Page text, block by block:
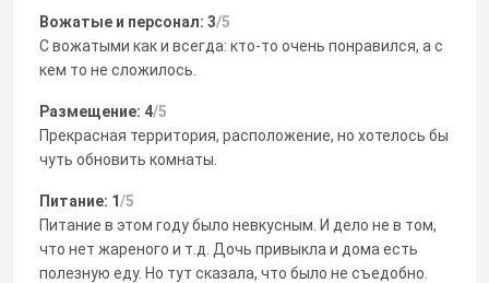
Вожатые и персонал: 3/5
С вожатыми как и всегда: кто-то очень понравился, а с
кем то не сложилось.
Размещение: 4/5
Прекрасная территория, расположение, но хотелось бы
чуть обновить комнаты.
Питание: 1/5
Питание в этом году было невкусным. И дело не в том,
что нет жареного и т.д. Дочь привыкла и дома есть
полезную еду. Но тут сказала, что было не съедобно.